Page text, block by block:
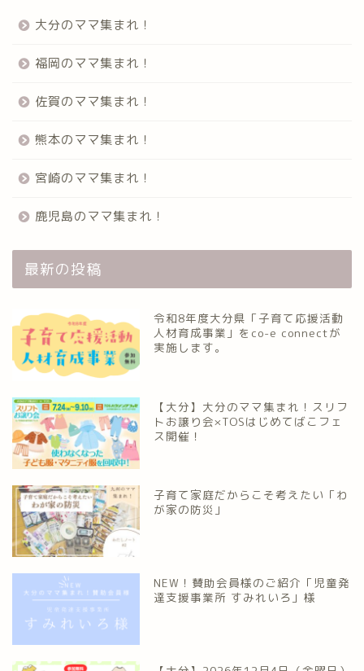
大分のママ集まれ！
福岡のママ集まれ！
佐賀のママ集まれ！
熊本のママ集まれ！
宮崎のママ集まれ！
鹿児島のママ集まれ！
最新の投稿
令和8年度大分県「子育て応援活動
人材育成事業」をco-e connectが
実施します。
【大分】大分のママ集まれ！スリフ
トお譲り会×TOSはじめてばこフェ
ス開催！
子育て家庭だからこそ考えたい「わ
が家の防災」
NEW！賛助会員様のご紹介「児童発
達支援事業所 すみれいろ」様